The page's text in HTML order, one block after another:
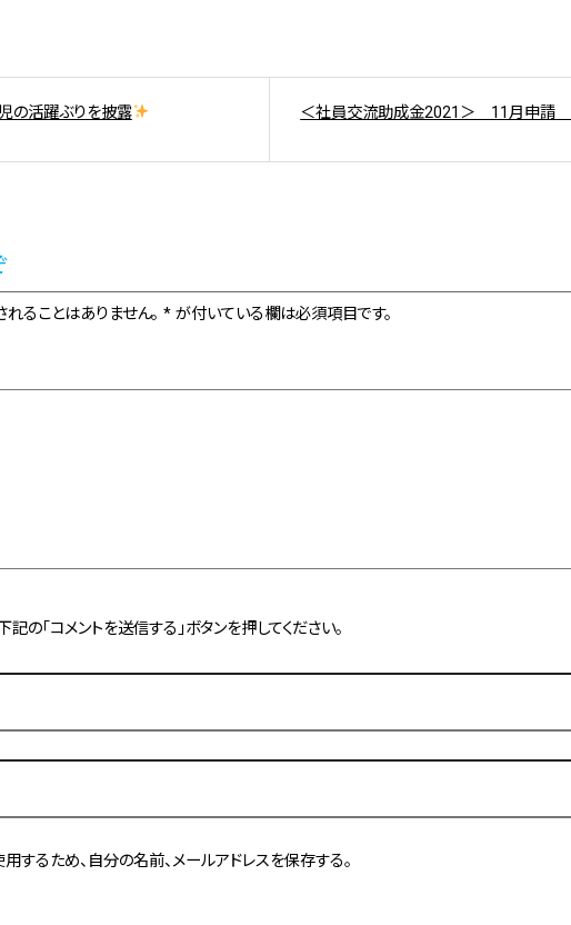
の活躍ぶりを披露
＜社員交流助成金2021＞ 11月申請
ることはありません。 * が付いている欄は必須項目です。
の「コメントを送信する」ボタンを押してください。
するため、自分の名前、メールアドレスを保存する。